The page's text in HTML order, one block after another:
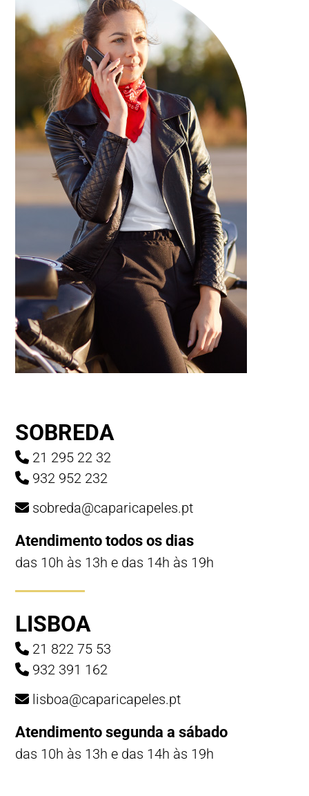
SOBREDA
21 295 22 32
932 952 232
sobreda@caparicapeles.pt
Atendimento todos os dias
das 10h às 13h e das 14h às 19h
LISBOA
21 822 75 53
932 391 162
lisboa@caparicapeles.pt
Atendimento segunda a sábado
das 10h às 13h e das 14h às 19h